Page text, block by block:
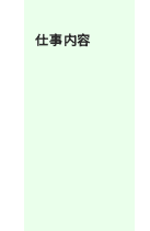
仕事内容